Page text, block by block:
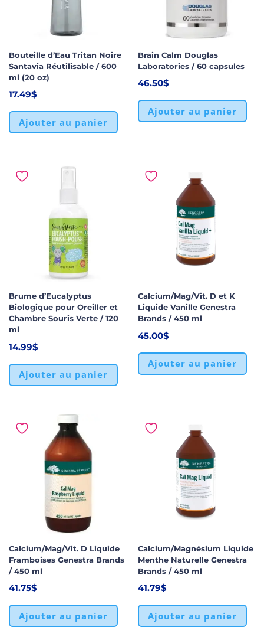
Bouteille d’Eau Tritan Noire
Santavia Réutilisable / 600
ml (20 oz)
17.49$
Ajouter au panier
Brain Calm Douglas
Laboratories / 60 capsules
46.50$
Ajouter au panier
Brume d’Eucalyptus
Biologique pour Oreiller et
Chambre Souris Verte / 120
ml
14.99$
Ajouter au panier
Calcium/Mag/Vit. D et K
Liquide Vanille Genestra
Brands / 450 ml
45.00$
Ajouter au panier
Calcium/Mag/Vit. D Liquide
Framboises Genestra Brands
/ 450 ml
41.75$
Ajouter au panier
Calcium/Magnésium Liquide
Menthe Naturelle Genestra
Brands / 450 ml
41.79$
Ajouter au panier